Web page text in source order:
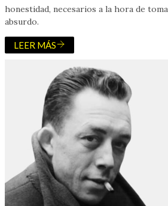
honestidad, necesarios a la hora de
absurdo.
LEER MÁS